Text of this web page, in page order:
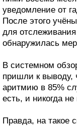
уведомление от
После этого
для
обнаружилась
В системном
пришли к выводу,
аритмию в 85%
есть, и никогда
Правда, на такое